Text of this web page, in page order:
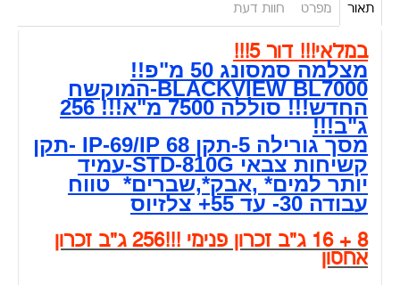
תאור מפרט חוות דעת
במלאי!!! דור 5!!!
מצלמה סמסונג 50 מ"פ!!
BLACKVIEW BL7000-המוקשח
החדש!!! סוללה 7500 מ"א!!! 256
ג"ב!!!
מסך גורילה 5-תקן IP-69/IP 68 -תקן
קשיחות צבאי STD-810G-עמיד
יותר למים* ,אבק*,שברים* טווח
עבודה 30- עד 55+ צלזיוס
8 + 16 ג"ב זכרון פנימי !!!256 ג"ב זכרון
אחסון